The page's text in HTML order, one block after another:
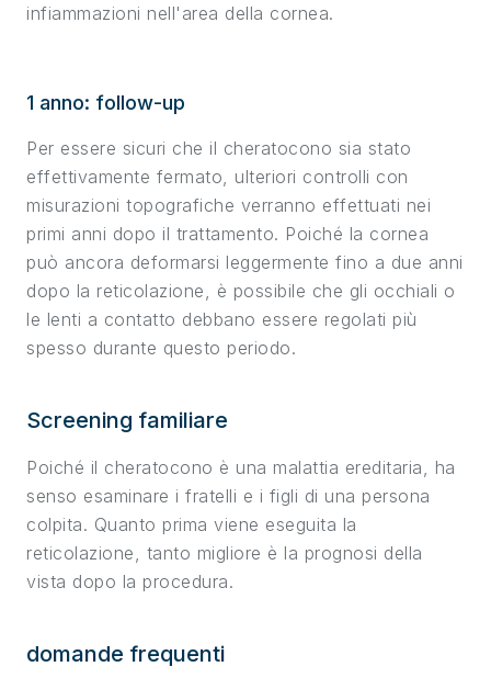
infiammazioni nell'area della cornea.
1 anno: follow-up
Per essere sicuri che il cheratocono sia stato
effettivamente fermato, ulteriori controlli con
misurazioni topografiche verranno effettuati nei
primi anni dopo il trattamento. Poiché la cornea
può ancora deformarsi leggermente fino a due anni
dopo la reticolazione, è possibile che gli occhiali o
le lenti a contatto debbano essere regolati più
spesso durante questo periodo.
Screening familiare
Poiché il cheratocono è una malattia ereditaria, ha
senso esaminare i fratelli e i figli di una persona
colpita. Quanto prima viene eseguita la
reticolazione, tanto migliore è la prognosi della
vista dopo la procedura.
domande frequenti